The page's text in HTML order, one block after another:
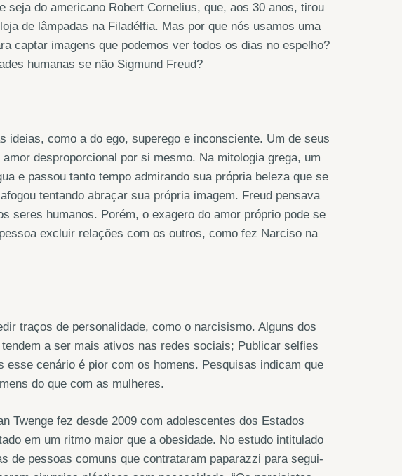
seja do americano Robert Cornelius, que, aos 30 anos, tirou
de lâmpadas na Filadélfia. Mas por que nós usamos uma
captar imagens que podemos ver todos os dias no espelho?
humanas se não Sigmund Freud?
ideias, como a do ego, superego e inconsciente. Um de seus
desproporcional por si mesmo. Na mitologia grega, um
e passou tanto tempo admirando sua própria beleza que se
tentando abraçar sua própria imagem. Freud pensava
seres humanos. Porém, o exagero do amor próprio pode se
excluir relações com os outros, como fez Narciso na
traços de personalidade, como o narcisismo. Alguns dos
a ser mais ativos nas redes sociais; Publicar selfies
cenário é pior com os homens. Pesquisas indicam que
do que com as mulheres.
Twenge fez desde 2009 com adolescentes dos Estados
em um ritmo maior que a obesidade. No estudo intitulado
de pessoas comuns que contrataram paparazzi para segui-